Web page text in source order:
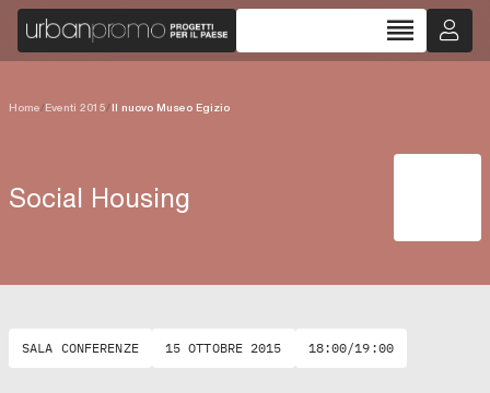
reorder
Home/Eventi 2015/Il nuovo Museo Egizio
Social Housing
SALA CONFERENZE 15 OTTOBRE 2015 18:00/19:00